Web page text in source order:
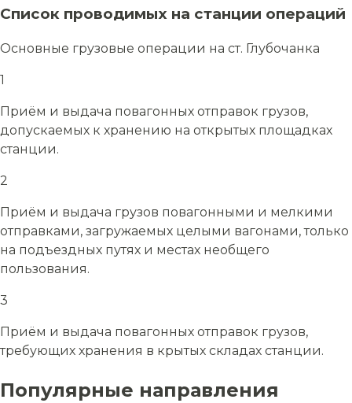
Список проводимых на станции операций
Основные грузовые операции на ст. Глубочанка
1
Приём и выдача повагонных отправок грузов,
допускаемых к хранению на открытых площадках
станции.
2
Приём и выдача грузов повагонными и мелкими
отправками, загружаемых целыми вагонами, только
на подъездных путях и местах необщего
пользования.
3
Приём и выдача повагонных отправок грузов,
требующих хранения в крытых складах станции.
Популярные направления